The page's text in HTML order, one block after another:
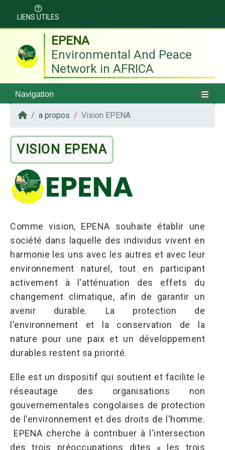
LIENS UTILES
EPENA
Environmental And Peace
Network in AFRICA
Navigation
a propos Vision EPENA
VISION EPENA
Comme vision, EPENA souhaite établir une
société dans laquelle des individus vivent en
harmonie les uns avec les autres et avec leur
environnement naturel, tout en participant
activement à l'atténuation des effets du
changement climatique, afin de garantir un
avenir durable. La protection de
l'environnement et la conservation de la
nature pour une paix et un développement
durables restent sa priorité.
Elle est un dispositif qui soutient et facilite le
réseautage des organisations non
gouvernementales congolaises de protection
de l'environnement et des droits de l'homme.
EPENA cherche à contribuer à l'intersection
des trois préoccupations dites « les trois